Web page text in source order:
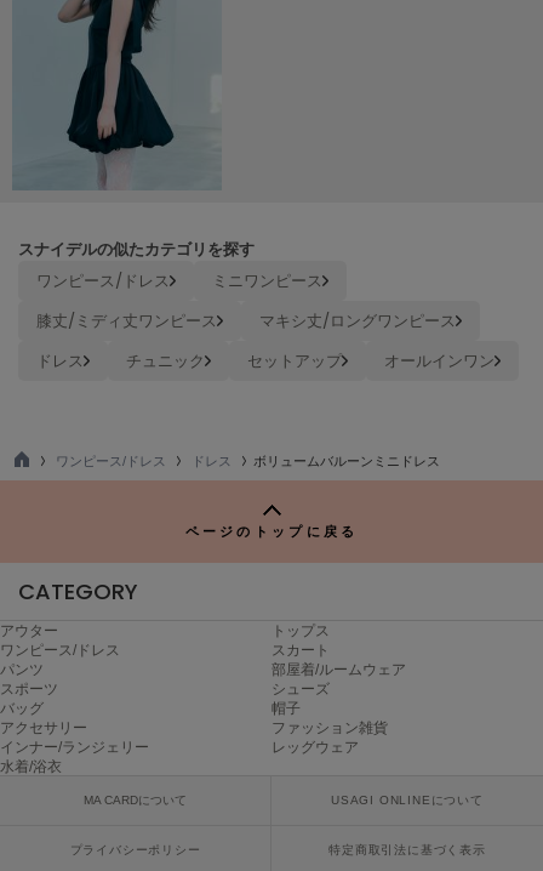
made of Organics
メイドオブオーガニクス
MICHU COQUETTE
ミチュ コケット
miies miim
ミーエスミーム
ミラオーウェン
MUCHA
NEW Balance
nezu
ネズ
NIKE
ナイキ
スナイデルの似たカテゴリを探す
ワンピース/ドレス
ミニワンピース
膝丈/ミディ丈ワンピース
マキシ丈/ロングワンピース
ドレス
チュニック セットアップ オールインワン
TO
ワンピース/ドレス ドレス ボリュームバルーンミニドレス
ページのトップに戻る
CATEGORY
アウター
トップス
ワンピース/ドレス
スカート
パンツ
部屋着/ルームウェア
スポーツ
シューズ
バッグ
帽子
アクセサリー
ファッション雑貨
インナー/ランジェリー
レッグウェア
水着/浴衣
MA CARDについて USAGI ONLINEについて
プライバシーポリシー 特定商取引法に基づく表示